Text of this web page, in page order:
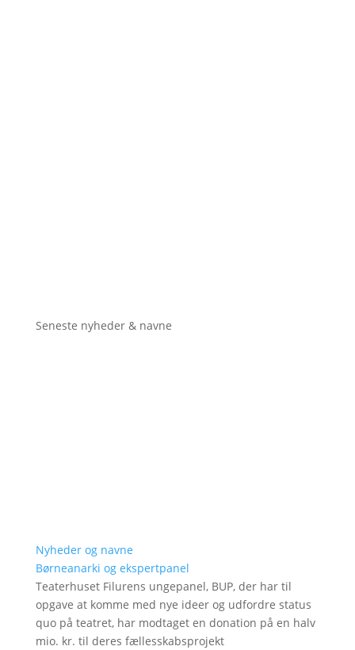
Seneste nyheder & navne
Nyheder og navne
Børneanarki og ekspertpanel
Teaterhuset Filurens ungepanel, BUP, der har til
opgave at komme med nye ideer og udfordre status
quo på teatret, har modtaget en donation på en halv
mio. kr. til deres fællesskabsprojekt